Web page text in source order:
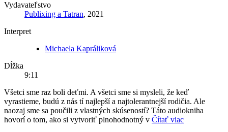
Vydavateľstvo
Publixing a Tatran, 2021
Interpret
Michaela Kapráliková
Dĺžka
9:11
Všetci sme raz boli deťmi. A všetci sme si mysleli, že keď
vyrastieme, budú z nás tí najlepší a najtolerantnejší rodičia. Ale
naozaj sme sa poučili z vlastných skúseností? Táto audiokniha
hovorí o tom, ako si vytvoriť plnohodnotný v Čítať viac